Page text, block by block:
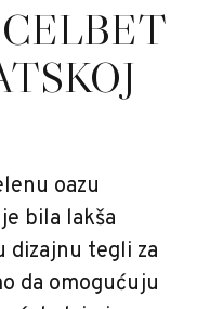
oazu
bila lakša
dizajnu tegli za
da omogućuju